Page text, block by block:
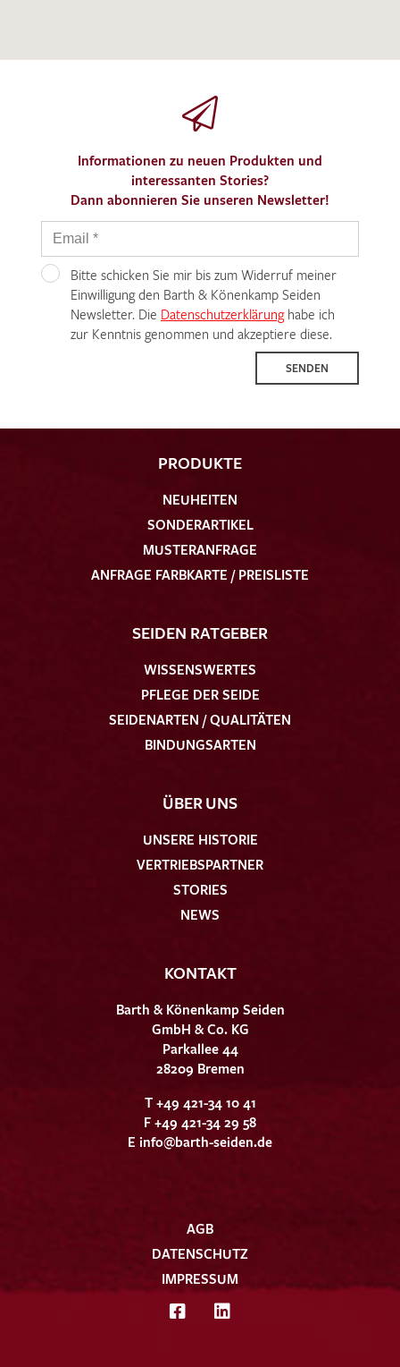
Informationen zu neuen Produkten und
interessanten Stories?
Dann abonnieren Sie unseren Newsletter!
Bitte schicken Sie mir bis zum Widerruf meiner
Einwilligung den Barth & Könenkamp Seiden
Newsletter. Die Datenschutzerklärunghabe ich
zur Kenntnis genommen und akzeptiere diese.
SENDEN
PRODUKTE
NEUHEITEN
SONDERARTIKEL
MUSTERANFRAGE
ANFRAGE FARBKARTE / PREISLISTE
SEIDEN RATGEBER
WISSENSWERTES
PFLEGE DER SEIDE
SEIDENARTEN / QUALITÄTEN
BINDUNGSARTEN
ÜBER UNS
UNSERE HISTORIE
VERTRIEBSPARTNER
STORIES
NEWS
KONTAKT
Barth & Könenkamp Seiden
GmbH & Co. KG
Parkallee 44
28209 Bremen
T +49 421-34 10 41
F +49 421-34 29 58
E info@barth-seiden.de
AGB
DATENSCHUTZ
IMPRESSUM